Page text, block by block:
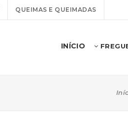
QUEIMAS E QUEIMADAS
INÍCIO